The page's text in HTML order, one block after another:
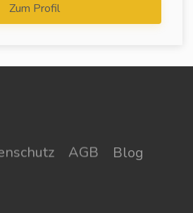
Zum Profil
AGB
Blog